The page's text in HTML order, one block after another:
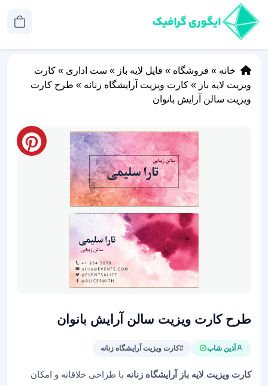
خانه » فروشگاه » فایل لایه باز » ست اداری » کارت
ویزیت لایه باز » کارت ویزیت آرایشگاه زنانه » طرح کارت
ویزیت سالن آرایش بانوان
طرح کارت ویزیت سالن آرایش بانوان
آذین شاپ #کارت ویزیت آرایشگاه زنانه
کارت ویزیت لایه باز آرایشگاه زنانه با طراحی خلاقانه و امکان